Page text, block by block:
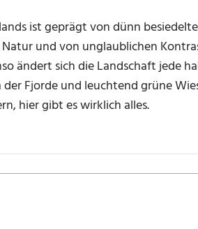
ist geprägt von dünn
und von unglaublichen
ändert sich die Landschaft jede
Fjorde und leuchtend grüne
hier gibt es wirklich alles.